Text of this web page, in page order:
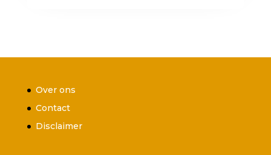
Over ons
Contact
Disclaimer